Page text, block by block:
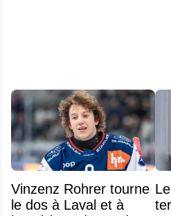
Vinzenz Rohrer tourne
le dos à Laval et à